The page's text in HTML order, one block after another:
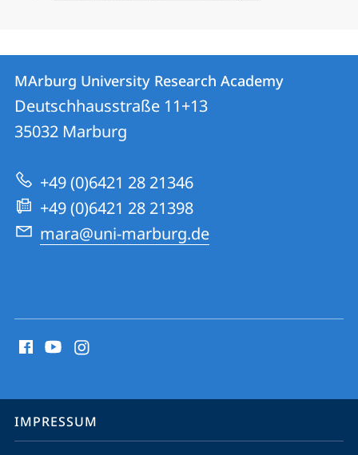
Kontakt
und
Informationen
zur
Website
Kontaktinformationen
MArburg
University
Research
Academy
MArburg University Research Academy
Deutschhausstraße 11+13
35032 Marburg
+49 (0)6421 28 21346
+49 (0)6421 28 21398
mara@uni-marburg.de
Media
Service-
Navigation
IMPRESSUM